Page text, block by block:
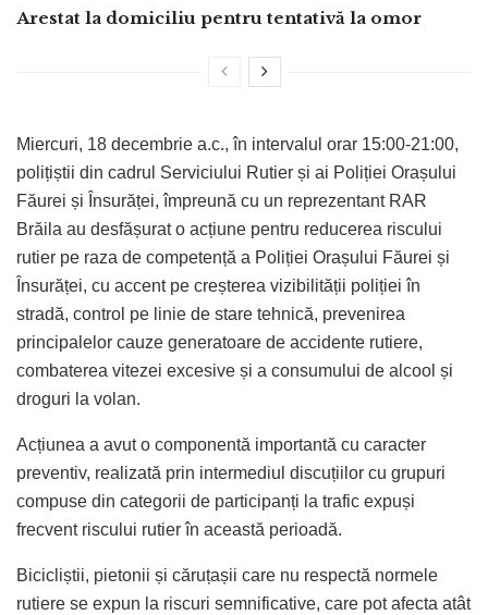
Arestat la domiciliu pentru tentativă la omor
Miercuri, 18 decembrie a.c., în intervalul orar 15:00-21:00,
polițiștii din cadrul Serviciului Rutier și ai Poliției Orașului
Făurei și Însurăței, împreună cu un reprezentant RAR
Brăila au desfășurat o acțiune pentru reducerea riscului
rutier pe raza de competență a Poliției Orașului Făurei și
Însurăței, cu accent pe creșterea vizibilității poliției în
stradă, control pe linie de stare tehnică, prevenirea
principalelor cauze generatoare de accidente rutiere,
combaterea vitezei excesive și a consumului de alcool și
droguri la volan.
Acțiunea a avut o componentă importantă cu caracter
preventiv, realizată prin intermediul discuțiilor cu grupuri
compuse din categorii de participanți la trafic expuși
frecvent riscului rutier în această perioadă.
Bicicliștii, pietonii și căruțașii care nu respectă normele
rutiere se expun la riscuri semnificative, care pot afecta atât